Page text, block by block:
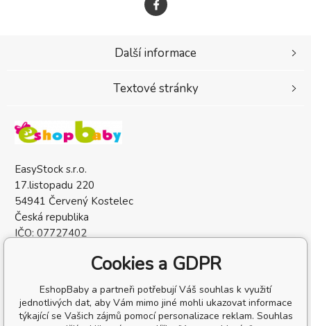
EasyStock s.r.o.
17.listopadu 220
54941 Červený Kostelec
Česká republika
IČO: 07727402
Další informace
Textové stránky
Cookies a GDPR
EshopBaby a partneři potřebují Váš souhlas k využití
jednotlivých dat, aby Vám mimo jiné mohli ukazovat informace
týkající se Vašich zájmů pomocí personalizace reklam. Souhlas